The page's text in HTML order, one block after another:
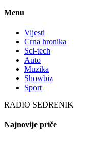
Menu
Vijesti
Crna hronika
Sci-tech
Auto
Muzika
Showbiz
Sport
RADIO SEDRENIK
Najnovije priče